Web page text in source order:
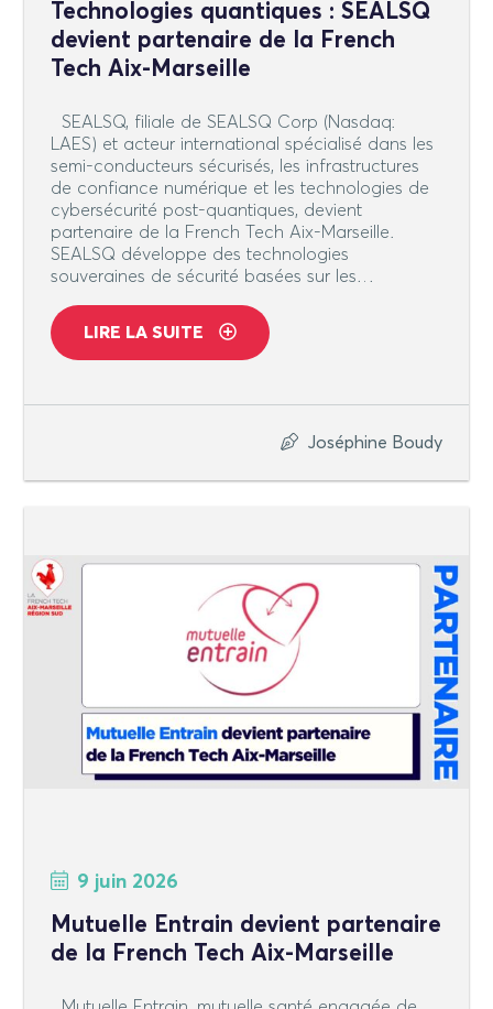
Technologies quantiques : SEALSQ
devient partenaire de la French
Tech Aix-Marseille
SEALSQ, filiale de SEALSQ Corp (Nasdaq:
LAES) et acteur international spécialisé dans les
semi-conducteurs sécurisés, les infrastructures
de confiance numérique et les technologies de
cybersécurité post-quantiques, devient
partenaire de la French Tech Aix-Marseille.
SEALSQ développe des technologies
souveraines de sécurité basées sur les…
LIRE LA SUITE
Joséphine Boudy
9 juin 2026
Mutuelle Entrain devient partenaire
de la French Tech Aix-Marseille